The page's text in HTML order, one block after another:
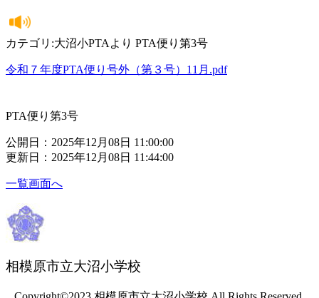
カテゴリ:大沼小PTAより PTA便り第3号
令和７年度PTA便り号外（第３号）11月.pdf
PTA便り第3号
公開日：2025年12月08日 11:00:00
更新日：2025年12月08日 11:44:00
一覧画面へ
相模原市立大沼小学校